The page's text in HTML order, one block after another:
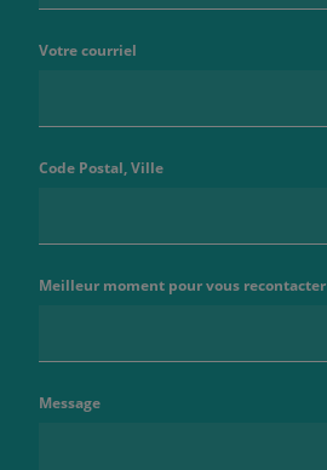
Votre courriel
Code Postal, Ville
Meilleur moment pour vous recontacter
Message